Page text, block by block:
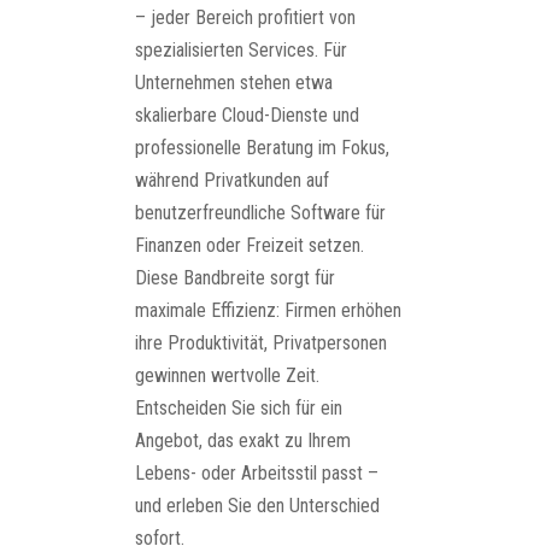
– jeder Bereich profitiert von
spezialisierten Services. Für
Unternehmen stehen etwa
skalierbare Cloud-Dienste und
professionelle Beratung im Fokus,
während Privatkunden auf
benutzerfreundliche Software für
Finanzen oder Freizeit setzen.
Diese Bandbreite sorgt für
maximale Effizienz: Firmen erhöhen
ihre Produktivität, Privatpersonen
gewinnen wertvolle Zeit.
Entscheiden Sie sich für ein
Angebot, das exakt zu Ihrem
Lebens- oder Arbeitsstil passt –
und erleben Sie den Unterschied
sofort.